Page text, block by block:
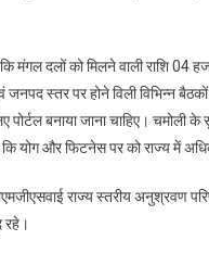
मंगल दलों को मिलने वाली राशि 04
स्तर पर होने विली विभिन्न
बनाया जाना चाहिए। चमोली
कि योग और फिटनेस पर को राज्य में
राज्य स्तरीय अनुश्रवण
रहे।